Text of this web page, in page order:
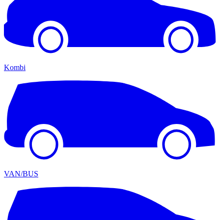
Kombi
VAN/BUS